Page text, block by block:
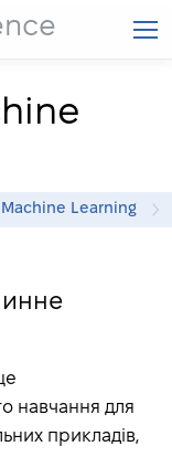
Learning
навчання для
прикладів,